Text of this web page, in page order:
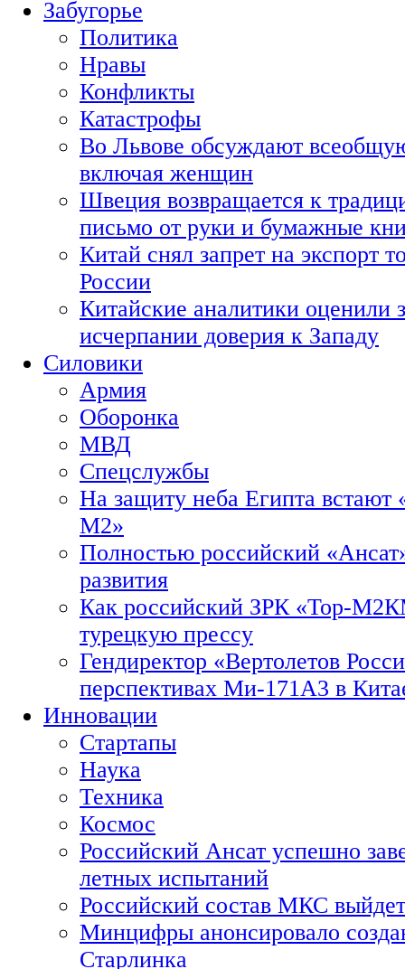
Забугорье
Политика
Нравы
Конфликты
Катастрофы
Во Львове обсуждают
включая женщин
Швеция возвращается к
письмо от руки и бумажные
Китай снял запрет на экспорт
России
Китайские аналитики оценили
исчерпании доверия к Западу
Силовики
Армия
Оборонка
МВД
Спецслужбы
На защиту неба Египта встают
М2»
Полностью российский
развития
Как российский ЗРК «Тор-
турецкую прессу
Гендиректор «Вертолетов
перспективах Ми-171А3 в
Инновации
Стартапы
Наука
Техника
Космос
Российский Ансат успешно
летных испытаний
Российский состав МКС
Минцифры анонсировало
Старлинка